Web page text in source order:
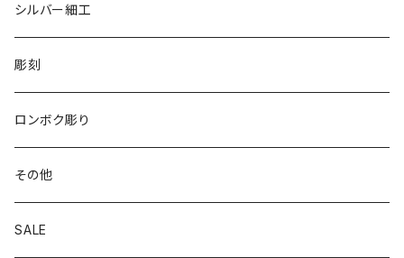
シルバー細工
彫刻
ロンボク彫り
その他
SALE